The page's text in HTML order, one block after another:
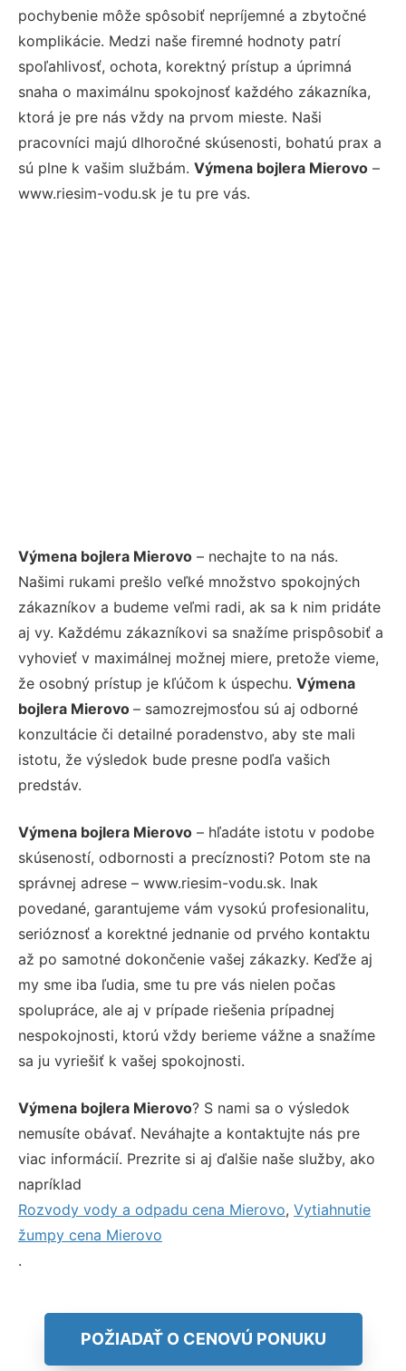
pochybenie môže spôsobiť nepríjemné a zbytočné
komplikácie. Medzi naše firemné hodnoty patrí
spoľahlivosť, ochota, korektný prístup a úprimná
snaha o maximálnu spokojnosť každého zákazníka,
ktorá je pre nás vždy na prvom mieste. Naši
pracovníci majú dlhoročné skúsenosti, bohatú prax a
sú plne k vašim službám. Výmena bojlera Mierovo –
www.riesim-vodu.sk je tu pre vás.
Výmena bojlera Mierovo – nechajte to na nás.
Našimi rukami prešlo veľké množstvo spokojných
zákazníkov a budeme veľmi radi, ak sa k nim pridáte
aj vy. Každému zákazníkovi sa snažíme prispôsobiť a
vyhovieť v maximálnej možnej miere, pretože vieme,
že osobný prístup je kľúčom k úspechu. Výmena
bojlera Mierovo – samozrejmosťou sú aj odborné
konzultácie či detailné poradenstvo, aby ste mali
istotu, že výsledok bude presne podľa vašich
predstáv.
Výmena bojlera Mierovo – hľadáte istotu v podobe
skúseností, odbornosti a precíznosti? Potom ste na
správnej adrese – www.riesim-vodu.sk. Inak
povedané, garantujeme vám vysokú profesionalitu,
serióznosť a korektné jednanie od prvého kontaktu
až po samotné dokončenie vašej zákazky. Keďže aj
my sme iba ľudia, sme tu pre vás nielen počas
spolupráce, ale aj v prípade riešenia prípadnej
nespokojnosti, ktorú vždy berieme vážne a snažíme
sa ju vyriešiť k vašej spokojnosti.
Výmena bojlera Mierovo? S nami sa o výsledok
nemusíte obávať. Neváhajte a kontaktujte nás pre
viac informácií. Prezrite si aj ďalšie naše služby, ako
napríklad
Rozvody vody a odpadu cena Mierovo, Vytiahnutie
žumpy cena Mierovo
.
POŽIADAŤ O CENOVÚ PONUKU